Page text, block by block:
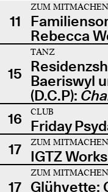
11
ZUM MITMACHEN
Rebecca
15
TANZ
Baeriswyl
(D.C.P):
16
CLUB
Friday
17
ZUM MITMACHEN
IGTZ
17
ZUM MITMACHEN
Glühvette: